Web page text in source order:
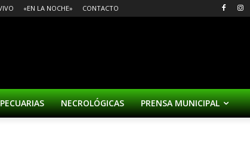
«EN LA NOCHE» CONTACTO
NECROLÓGICAS PRENSA MUNICIPAL